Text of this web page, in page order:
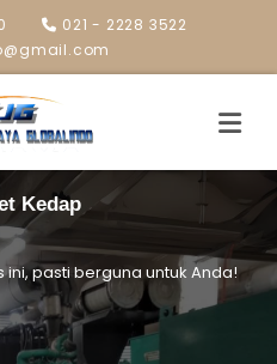
021 - 2228 3522
Kedap
pasti berguna untuk Anda!